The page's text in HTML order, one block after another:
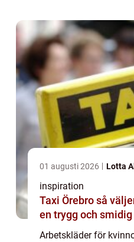
01 augusti 2026 Lotta
inspiration
Taxi Örebro så väljer du rätt bolag för
en trygg och smidig
Arbetskläder för